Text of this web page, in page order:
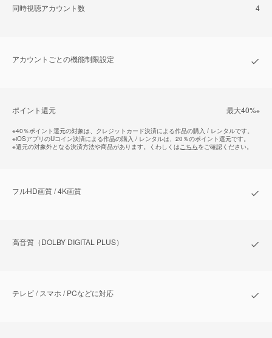
同時視聴アカウント数 4
アカウントごとの機能制限設定
ポイント還元 最⼤40%※
※40％ポイント還元の対象は、クレジットカード決済による作品の購入 / レンタルです。
※iOSアプリのUコイン決済による作品の購入 / レンタルは、20％のポイント還元です。
※還元の対象外となる決済方法や商品があります。くわしくはこちらをご確認ください。
フルHD画質 / 4K画質
⾼⾳質（DOLBY DIGITAL PLUS）
テレビ / スマホ / PCなどに対応